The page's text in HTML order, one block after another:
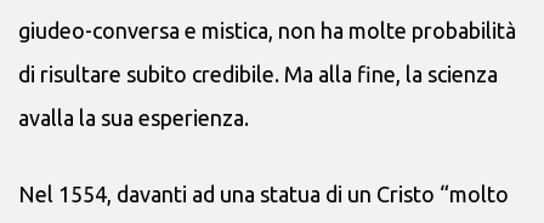
giudeo-conversa e mistica, non ha molte probabilità
di risultare subito credibile. Ma alla fine, la scienza
avalla la sua esperienza.
Nel 1554, davanti ad una statua di un Cristo “molto